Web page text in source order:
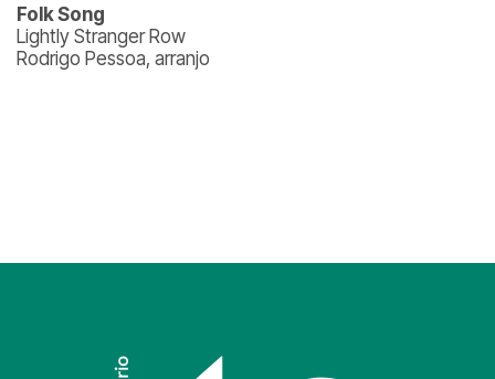
Folk Song
Lightly Stranger Row
Rodrigo Pessoa, arranjo